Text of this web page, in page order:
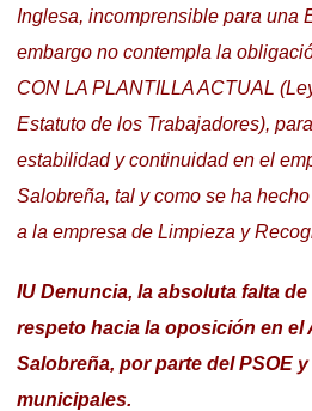
Inglesa, incomprensible para una
embargo no contempla la
CON LA PLANTILLA ACTUAL
Estatuto de los Trabajadores),
estabilidad y continuidad en el
Salobreña, tal y como se ha
a la empresa de Limpieza y
IU Denuncia, la absoluta falta
respeto hacia la oposición en el
Salobreña, por parte del PSOE
municipales.